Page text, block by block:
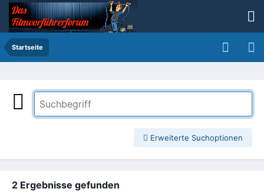
Startseite
Erweiterte Suchoptionen
2 Ergebnisse gefunden